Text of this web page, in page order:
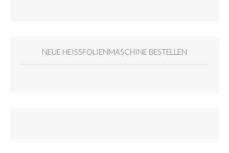
NEUE HEISSFOLIENMASCHINE BESTELLEN